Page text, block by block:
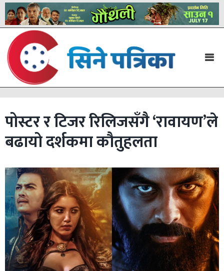
पोस्टर र टिजर रिलिजसँगै ‘रावायण’ले
बढायो दर्शकमा कौतुहलता